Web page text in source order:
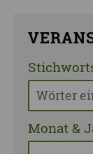
Monat &